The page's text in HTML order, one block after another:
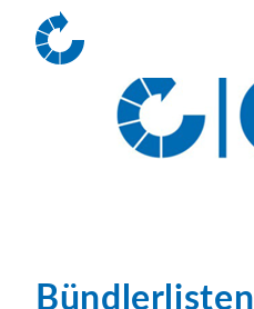
Bündlerlisten